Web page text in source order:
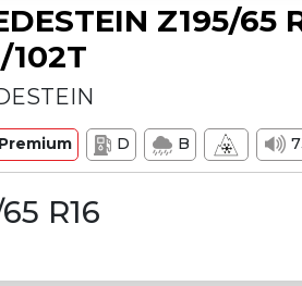
Z195/65
102T
Premium D B
R16